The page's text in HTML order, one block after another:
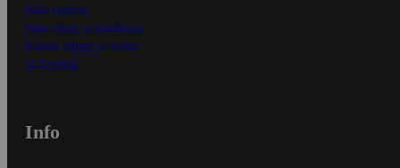
Näin maksat
Näin tilaat ja muokkaat
Kaikki ohjeet ja vinkit
In English
Info